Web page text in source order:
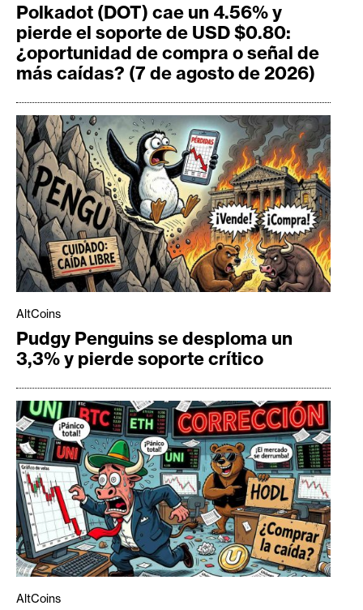
Polkadot (DOT) cae un 4.56% y
pierde el soporte de USD $0.80:
¿oportunidad de compra o señal de
más caídas? (7 de agosto de 2026)
AltCoins
Pudgy Penguins se desploma un
3,3% y pierde soporte crítico
AltCoins